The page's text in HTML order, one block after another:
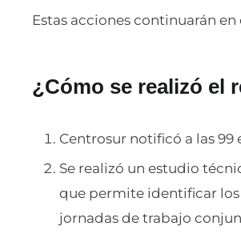
Estas acciones continuarán
¿Cómo se realizó el
Centrosur notificó a las 99
Se realizó un estudio
que permite identificar los
jornadas de trabajo